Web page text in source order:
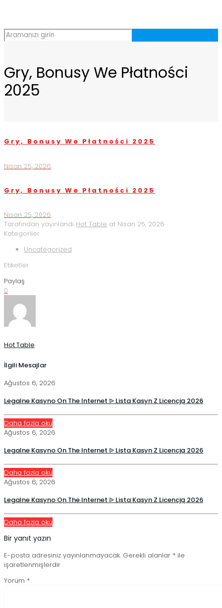
Gry, Bonusy We Płatności
2025
Gry, Bonusy We Płatności 2025
Nisan 25, 2026
Gry, Bonusy We Płatności 2025
Nisan 25, 2026
Tarafından yayınlandı Hot Table at Nisan 25, 2026
Kategoriler
Uncategorized
Etiketler
Paylaş
0
Hot Table
İlgili Mesajlar
Ağustos 6, 2026
Legalne Kasyno On The Internet ᐉ Lista Kasyn Z Licencją 2026
Daha fazla oku
Ağustos 6, 2026
Legalne Kasyno On The Internet ᐉ Lista Kasyn Z Licencją 2026
Daha fazla oku
Ağustos 6, 2026
Legalne Kasyno On The Internet ᐉ Lista Kasyn Z Licencją 2026
Daha fazla oku
Bir yanıt yazın
E-posta adresiniz yayınlanmayacak. Gerekli alanlar * ile
işaretlenmişlerdir
Yorum *